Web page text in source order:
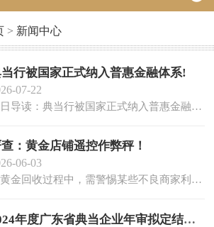
> 新闻中心
行被国家正式纳入普惠金融体系!
07-22
今日导读：典当行被国家正式纳入普惠金融体系，定位为"毛细血管"；安徽典当行业去年为小微企业投放超90亿元；绝当物品增值税降至3%，行业税负减
：黄金店铺遥控作弊秤！
06-03
在黄金回收过程中，需警惕某些不良商家利用高科技手段设下圈套。他们可能通过远程控制电子秤，瞬间篡改称重数据，以此欺诈那些意图将黄金变现的消费者。请大家务必小心，避
2024年度广东省典当企业年审拟定结果公